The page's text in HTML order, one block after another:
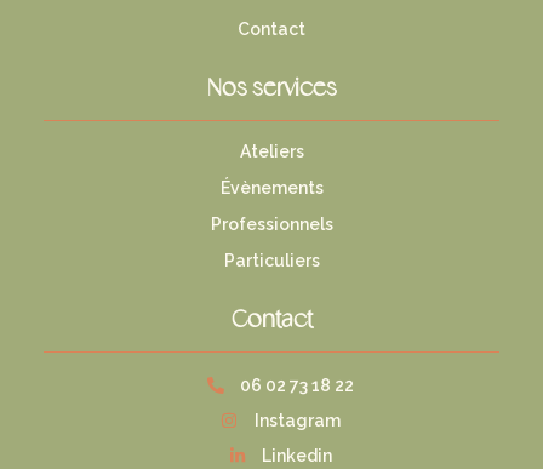
Contact
Nos services
Ateliers
Évènements
Professionnels
Particuliers
Contact
06 02 73 18 22
Instagram
Linkedin